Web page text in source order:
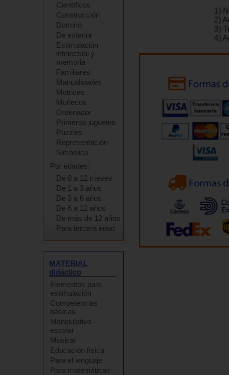
Científicos
Construcción
Dominó
De exterior
Estimulación
intelectual y
memoria
Familiares
Manualidades
Motrices
Muñecos
Ordenador
Primeros juguetes
Puzzles
Representación
Simbólico
Por edades:
De 0 a 12 meses
De 1 a 3 años
De 3 a 6 años
De 6 a 12 años
De más de 12 años
Para tercera edad
MATERIAL
didáctico
Elementos para
estimulación
Competencias
básicas
Manipulativo -
escolar
Musical
Educación física
Para el lenguaje
Para matemáticas
1)
2)
3)
4)